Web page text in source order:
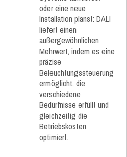
oder eine neue
Installation planst: DALI
liefert einen
außergewöhnlichen
Mehrwert, indem es eine
präzise
Beleuchtungssteuerung
ermöglicht, die
verschiedene
Bedürfnisse erfüllt und
gleichzeitig die
Betriebskosten
optimiert.